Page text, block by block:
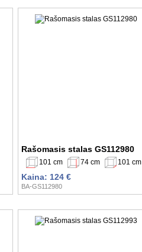
Rašomasis stalas GS112980
101 cm 74 cm 101 cm
Kaina: 124 €
BA-GS112980